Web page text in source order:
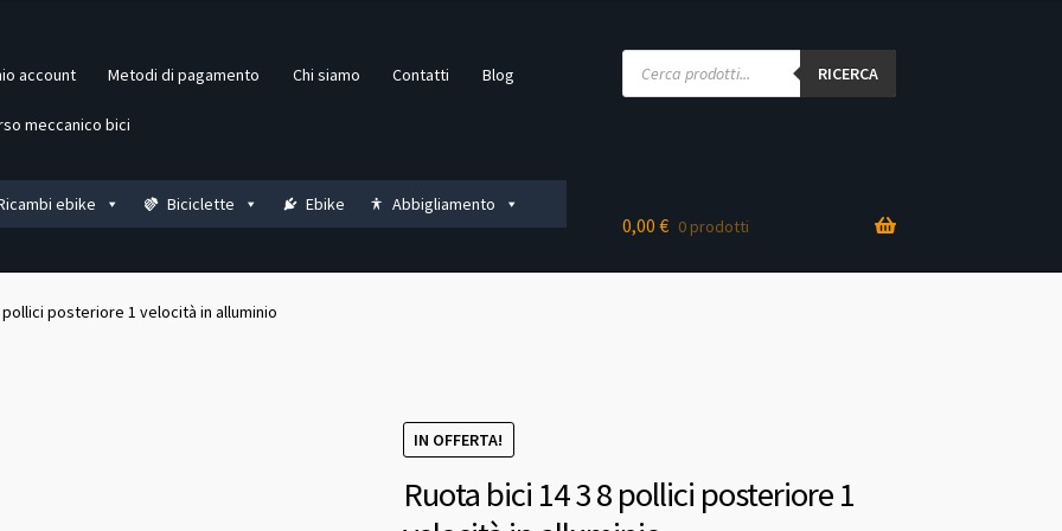
account Metodi di pagamento Chi siamo Contatti Blog
meccanico bici
Products
search RICERCA
ebike Biciclette Ebike Abbigliamento
0,00 € 0 prodotti
pollici posteriore 1 velocità in alluminio
IN OFFERTA!
Ruota bici 14 3 8 pollici posteriore 1